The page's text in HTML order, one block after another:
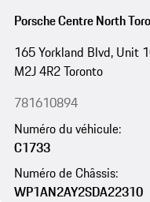
Porsche Centre North
165 Yorkland Blvd, Unit
M2J 4R2 Toronto
781610894
Numéro du véhicule:
C1733
Numéro de Châssis:
WP1AN2AY2SDA22310